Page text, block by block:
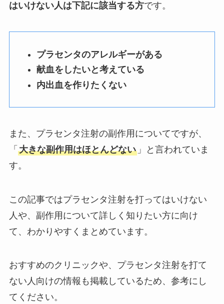
はいけない人は下記に該当する方です。
プラセンタのアレルギーがある
献血をしたいと考えている
内出血を作りたくない
また、プラセンタ注射の副作用についてですが、
「 大きな副作用はほとんどない」と言われていま
す。
この記事ではプラセンタ注射を打ってはいけない
人や、副作用について詳しく知りたい方に向け
て、わかりやすくまとめています。
おすすめのクリニックや、プラセンタ注射を打て
ない人向けの情報も掲載しているため、参考にし
てください。